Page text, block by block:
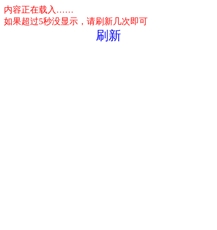
内容正在载入……
如果超过5秒没显示，请刷新几次即可
刷新